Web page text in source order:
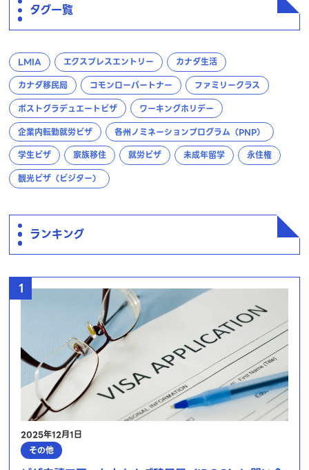
タグ一覧
LMIA エクスプレスエントリー
カナダ生活
カナダ移民局
コモンローパートナー
ファミリークラス
ポストグラデュエートビザ
ワーキングホリデー
企業内転勤就労ビザ
各州ノミネーションプログラム（PNP）
学生ビザ
家族移住 就労ビザ 未成年留学
永住権
観光ビザ（ビジター）
ランキング
1
2025年12月1日
その他